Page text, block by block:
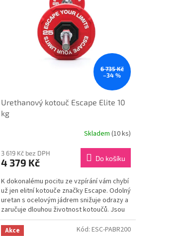
6 735 Kč
–34 %
Urethanový kotouč Escape Elite 10
kg
Skladem (10 ks)
3 619 Kč bez DPH
4 379 Kč Do košíku
K dokonalému pocitu ze vzpírání vám chybí
už jen elitní kotouče značky Escape. Odolný
uretan s ocelovým jádrem snižuje odrazy a
zaručuje dlouhou životnost kotoučů. Jsou
užší než...
Akce
Kód: ESC-PABR200